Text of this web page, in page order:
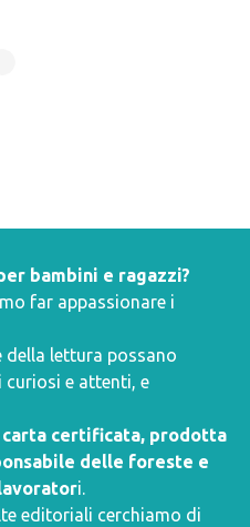
bambini e ragazzi?
far appassionare i
della lettura possano
e attenti, e
certificata, prodotta
delle foreste e
i.
editoriali cerchiamo di